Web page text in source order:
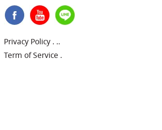
Privacy Policy . ..
Term of Service .